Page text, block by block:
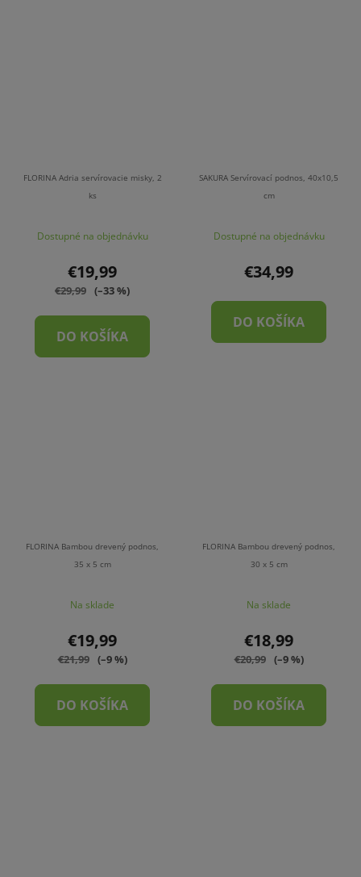
FLORINA Adria servírovacie misky, 2
ks
Dostupné na objednávku
€19,99
€29,99 (–33 %)
DO KOŠÍKA
SAKURA Servírovací podnos, 40x10,5
cm
Dostupné na objednávku
€34,99
DO KOŠÍKA
FLORINA Bambou drevený podnos,
35 x 5 cm
Na sklade
€19,99
€21,99 (–9 %)
DO KOŠÍKA
FLORINA Bambou drevený podnos,
30 x 5 cm
Na sklade
€18,99
€20,99 (–9 %)
DO KOŠÍKA